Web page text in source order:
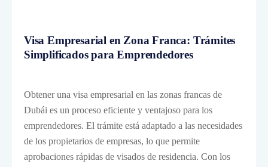
Visa Empresarial en Zona Franca: Trámites
Simplificados para Emprendedores
Obtener una visa empresarial en las zonas francas de
Dubái es un proceso eficiente y ventajoso para los
emprendedores. El trámite está adaptado a las necesidades
de los propietarios de empresas, lo que permite
aprobaciones rápidas de visados de residencia. Con los